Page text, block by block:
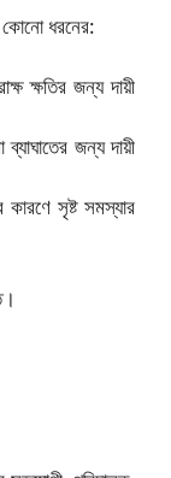
কোনো ধরনের:
ক্ষতির জন্য দায়ী
জন্য দায়ী
কারণে সৃষ্ট সমস্যার